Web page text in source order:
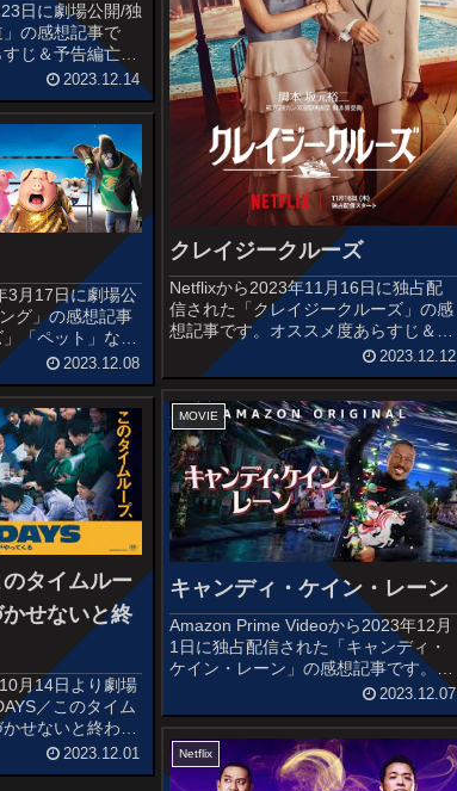
日に劇場公開/独
の感想記事で
じ＆予告編亡き
るきん温泉」に戻
史朗は、店を切
、銭湯をたたん
替えることを...
2023.12.14
クレイジークルーズ
Netflixから2023年11月16日に独占配
信された「クレイジークルーズ」の感
想記事です。オススメ度あらすじ＆予
告編冲方優がバトラーとして働く豪華
クルーズ船”MSCべリッシマ”が42日間
に及ぶエーゲ海ツアーのため横浜から
出航する。 そし...
2023.12.12
3月17日に劇場公
グ」の感想記事
「ペット」など
るイルミネーショ
編アニメーショ
度あらすじ＆予
た、動...
2023.12.08
MOVIE
キャンディ・ケイン・レーン
Amazon Prime Videoから2023年12月
1日に独占配信された「キャンディ・
ケイン・レーン」の感想記事です。オ
ススメ度あらすじ＆予告編ご近所仲間
で行われている毎年恒例のクリスマ
ス・デコレーション・コンテストで優
勝することに熱意...
2023.12.07
タイムルー
せないと終
月14日より劇場
／このタイム
せないと終わら
す。オススメ度あ
広告代理店に勤
2023.12.01 Netflix